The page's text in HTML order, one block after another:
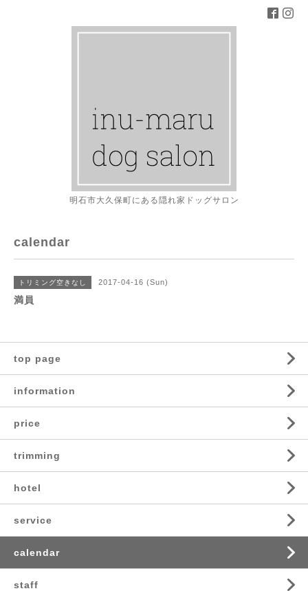
明石市大久保町にある隠れ家ドッグサロン
calendar
トリミング空きなし 2017-04-16 (Sun)
満員
top page
information
price
trimming
hotel
service
calendar
staff